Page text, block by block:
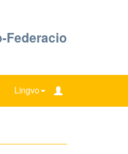
Federacio
Lingvo